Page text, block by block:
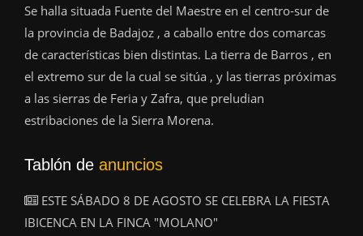
Se halla situada Fuente del Maestre en el centro-sur de
la provincia de Badajoz , a caballo entre dos comarcas
de características bien distintas. La tierra de Barros , en
el extremo sur de la cual se sitúa , y las tierras próximas
a las sierras de Feria y Zafra, que preludian
estribaciones de la Sierra Morena.
Tablón de anuncios
ESTE SÁBADO 8 DE AGOSTO SE CELEBRA LA FIESTA
IBICENCA EN LA FINCA "MOLANO"